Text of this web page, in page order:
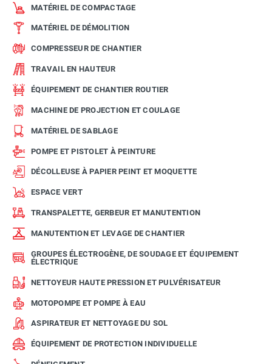
MATÉRIEL DE COMPACTAGE
MATÉRIEL DE DÉMOLITION
COMPRESSEUR DE CHANTIER
TRAVAIL EN HAUTEUR
ÉQUIPEMENT DE CHANTIER ROUTIER
MACHINE DE PROJECTION ET COULAGE
MATÉRIEL DE SABLAGE
POMPE ET PISTOLET À PEINTURE
DÉCOLLEUSE À PAPIER PEINT ET MOQUETTE
ESPACE VERT
TRANSPALETTE, GERBEUR ET MANUTENTION
MANUTENTION ET LEVAGE DE CHANTIER
GROUPES ÉLECTROGÈNE, DE SOUDAGE ET ÉQUIPEMENT
ÉLECTRIQUE
NETTOYEUR HAUTE PRESSION ET PULVÉRISATEUR
MOTOPOMPE ET POMPE À EAU
ASPIRATEUR ET NETTOYAGE DU SOL
ÉQUIPEMENT DE PROTECTION INDIVIDUELLE